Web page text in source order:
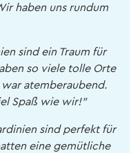
haben uns rundum
sind ein Traum für
so viele tolle Orte
atemberaubend.
Spaß wie wir!"
sind perfekt für
eine gemütliche